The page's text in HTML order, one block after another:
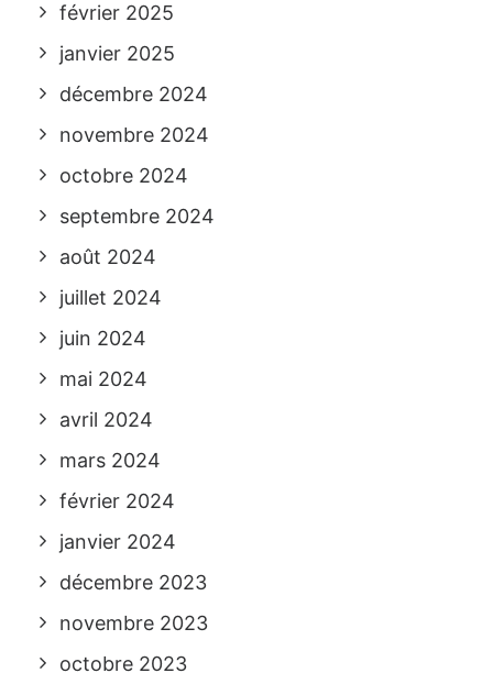
février 2025
janvier 2025
décembre 2024
novembre 2024
octobre 2024
septembre 2024
août 2024
juillet 2024
juin 2024
mai 2024
avril 2024
mars 2024
février 2024
janvier 2024
décembre 2023
novembre 2023
octobre 2023